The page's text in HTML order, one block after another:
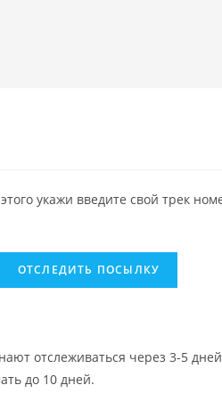
укажи введите свой трек
отслеживаться через 3-5
до 10 дней.